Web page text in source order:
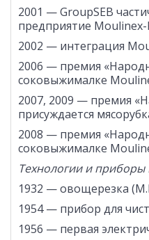
2001 — GroupSEB
предприятие Moulinex-
2002 — интеграция
2006 — премия
соковыжималке
2007, 2009 — премия
присуждается
2008 — премия
соковыжималке
Технологии и приборы
1932 — овощерезка
1954 — прибор для
1956 — первая